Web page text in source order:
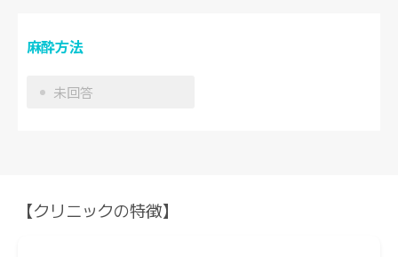
麻酔方法
未回答
【クリニックの特徴】